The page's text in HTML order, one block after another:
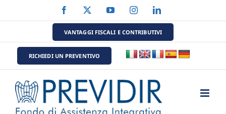
al
Facebook YouTubeInstagramLinkedIn
VANTAGGI FISCALI E CONTRIBUTIVI
RICHIEDI UN PREVENTIVO